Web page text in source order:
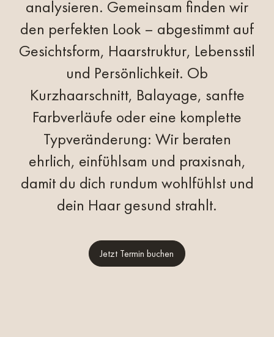
Bedürfnisse
sehen.
analysieren. Gemeinsam finden wir
den perfekten Look – abgestimmt auf
Gesichtsform, Haarstruktur, Lebensstil
und Persönlichkeit. Ob
Kurzhaarschnitt, Balayage, sanfte
Farbverläufe oder eine komplette
Typveränderung: Wir beraten
ehrlich, einfühlsam und praxisnah,
damit du dich rundum wohlfühlst und
dein Haar gesund strahlt.
Jetzt Termin buchen